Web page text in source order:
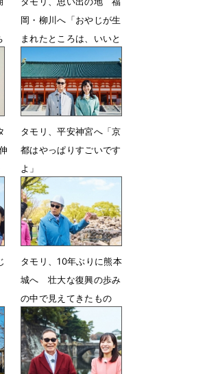
岡・柳川へ「おやじが生
まれたところは、いいと
ころです」
6月25日 12時32分
タモリ、平安神宮へ「京
都はやっぱりすごいです
よ」
6月18日 18時11分
タモリ、10年ぶりに熊本
城へ 壮大な復興の歩み
の中で見えてきたもの
5月28日 12時04分